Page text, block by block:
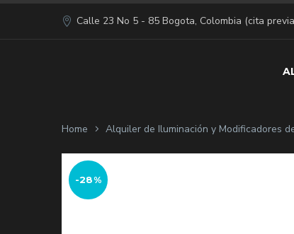
Calle 23 No 5 - 85 Bogota, Colombia (cita
Home Alquiler de Iluminación y Modificadores
-28%